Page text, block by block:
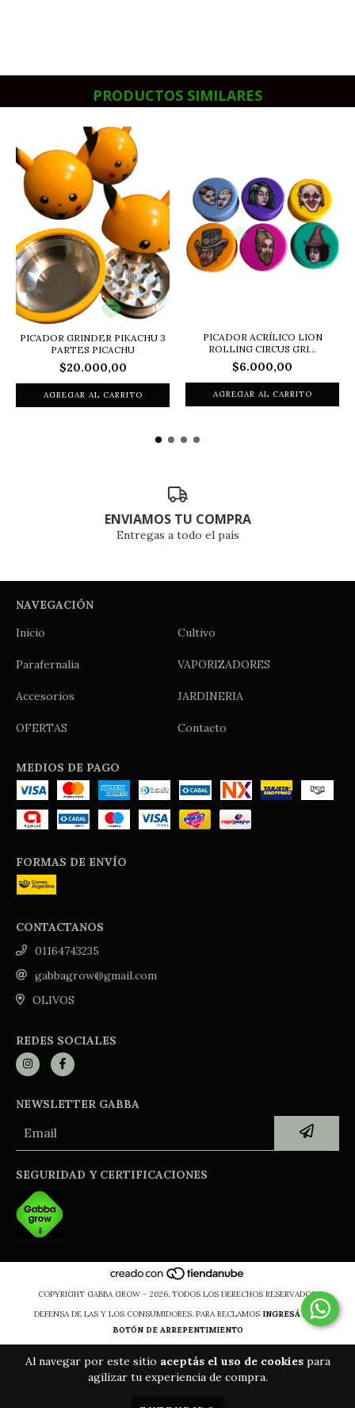
Al navegar por este sitio aceptás el uso de cookiespara
agilizar tu experiencia de compra.
PRODUCTOS SIMILARES
PICADOR GRINDER PIKACHU 3
PARTES PICACHU
$20.000,00
PICADOR ACRÍLICO LION
ROLLING CIRCUS GRI...
$6.000,00
ENVIAMOS TU COMPRA
Entregas a todo el país
NAVEGACIÓN
Inicio
Cultivo
Parafernalia VAPORIZADORES
Accesorios JARDINERIA
OFERTAS Contacto
MEDIOS DE PAGO
FORMAS DE ENVÍO
CONTACTANOS
01164743235
gabbagrow@gmail.com
OLIVOS
REDES SOCIALES
NEWSLETTER GABBA
SEGURIDAD Y CERTIFICACIONES
COPYRIGHT GABBA GROW - 2026. TODOS LOS DERECHOS RESERVADOS.
DEFENSA DE LAS Y LOS CONSUMIDORES. PARA RECLAMOS INGRESÁ ACÁ.
BOTÓN DE ARREPENTIMIENTO